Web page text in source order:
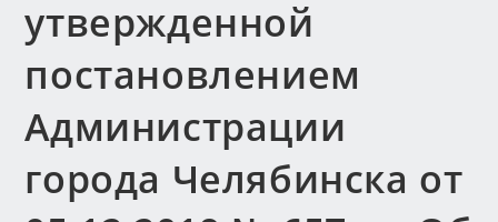
утвержденной
постановлением
Администрации
города Челябинска от